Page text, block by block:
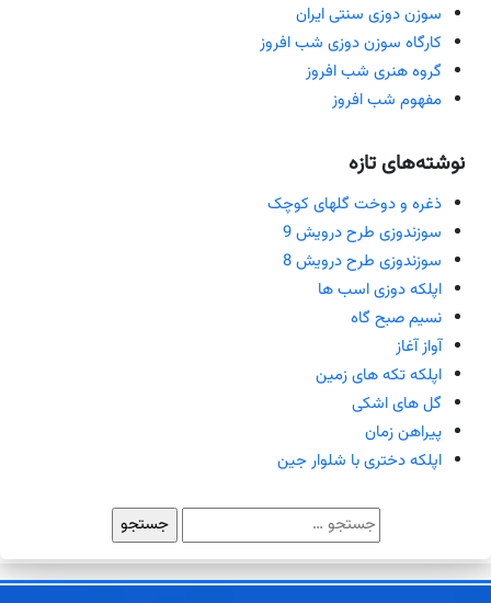
سوزن دوزی سنتی ایران
کارگاه سوزن دوزی شب افروز
گروه هنری شب افروز
مفهوم شب افروز
نوشته‌های تازه
ذغره و دوخت گلهای کوچک
سوزندوزی طرح درویش 9
سوزندوزی طرح درویش 8
اپلکه دوزی اسب ها
نسیم صبح گاه
آواز آغاز
اپلکه تکه های زمین
گل های اشکی
پیراهن زمان
اپلکه دختری با شلوار جین
جستجو
برای: